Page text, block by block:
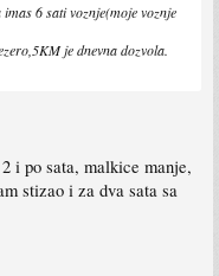
6 sati voznje(moje voznje
je dnevna dozvola.
i po sata, malkice manje,
stizao i za dva sata sa